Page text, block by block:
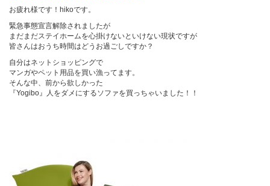
お疲れ様です！hikoです。
緊急事態宣言解除されましたが
まだまだステイホームを心掛けないといけない現状ですが
皆さんはおうち時間はどうお過ごしですか？
自分はネットショッピングで
マンガやペット用品を買い漁ってます。
そんな中、前から欲しかった
『Yogibo』人をダメにするソファを買っちゃいました！！